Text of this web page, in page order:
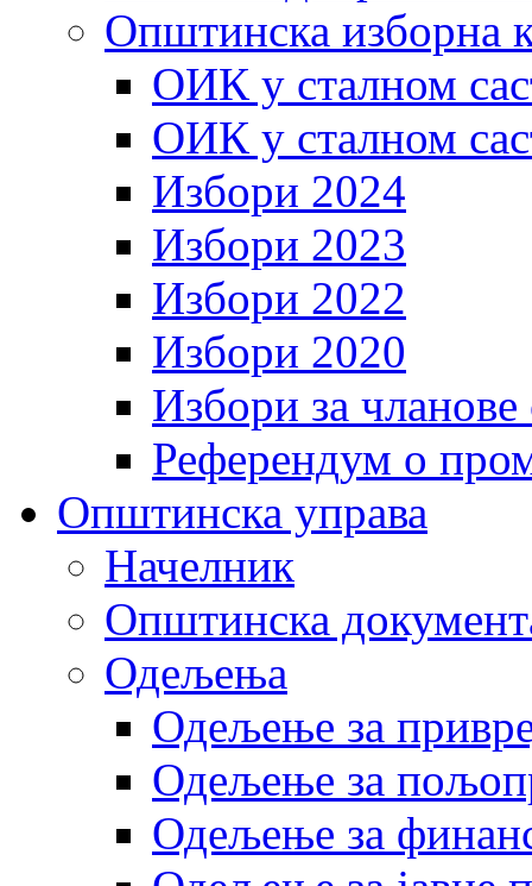
Општинска изборна
ОИК у сталном
ОИК у сталном
Избори 2024
Избори 2023
Избори 2022
Избори 2020
Избори за
Референдум о
Општинска управа
Начелник
Општинска
Одељења
Одељење за
Одељење за
Одељење за